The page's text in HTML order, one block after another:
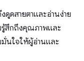
ดูดสายตาและอ่านง่าย
รู้สึกถึงคุณภาพและ
มั่นใจให้ผู้อ่านและ